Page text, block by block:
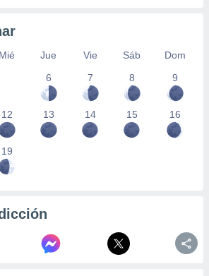
Mié Jue Vie Sáb
Dom
6
7 8 9
12 13 14 15 16
19